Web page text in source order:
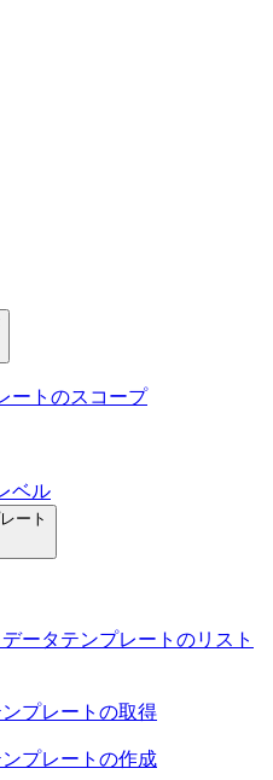
ートのスコープ
ベル
ート
ータテンプレートのリスト
プレートの取得
プレートの作成